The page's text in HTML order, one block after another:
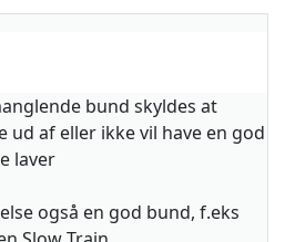
bund skyldes at
ud af eller ikke vil have en god
laver
også en god bund, f.eks